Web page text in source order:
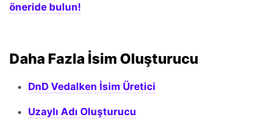
öneride bulun!
Daha Fazla İsim Oluşturucu
DnD Vedalken İsim Üretici
Uzaylı Adı Oluşturucu